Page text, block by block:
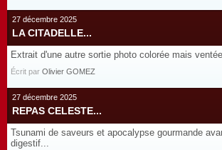
27 décembre 2025
LA CITADELLE...
Extrait d'une autre sortie photo colorée mais
Écrit par Olivier GOMEZ
27 décembre 2025
REPAS CELESTE...
Tsunami de saveurs et apocalypse gourmande
digestif...